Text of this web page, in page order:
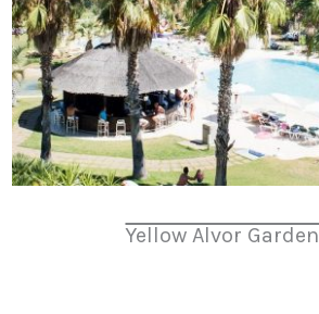
Yellow Alvor Garden